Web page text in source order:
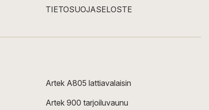
TIETOSUOJASELOSTE
Artek A805 lattiavalaisin
Artek 900 tarjoiluvaunu